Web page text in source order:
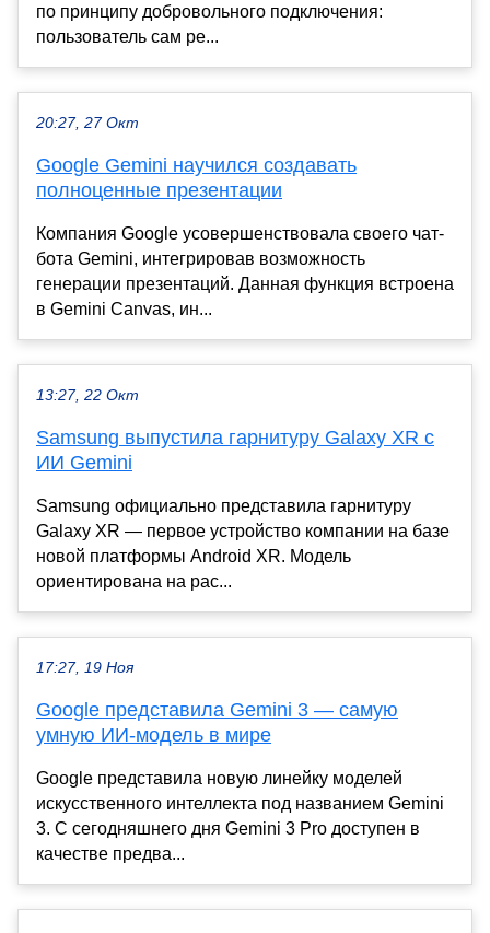
по принципу добровольного подключения:
пользователь сам ре...
20:27, 27 Окт
Google Gemini научился создавать
полноценные презентации
Компания Google усовершенствовала своего чат-
бота Gemini, интегрировав возможность
генерации презентаций. Данная функция встроена
в Gemini Canvas, ин...
13:27, 22 Окт
Samsung выпустила гарнитуру Galaxy XR с
ИИ Gemini
Samsung официально представила гарнитуру
Galaxy XR — первое устройство компании на базе
новой платформы Android XR. Модель
ориентирована на рас...
17:27, 19 Ноя
Google представила Gemini 3 — самую
умную ИИ-модель в мире
Google представила новую линейку моделей
искусственного интеллекта под названием Gemini
3. С сегодняшнего дня Gemini 3 Pro доступен в
качестве предва...